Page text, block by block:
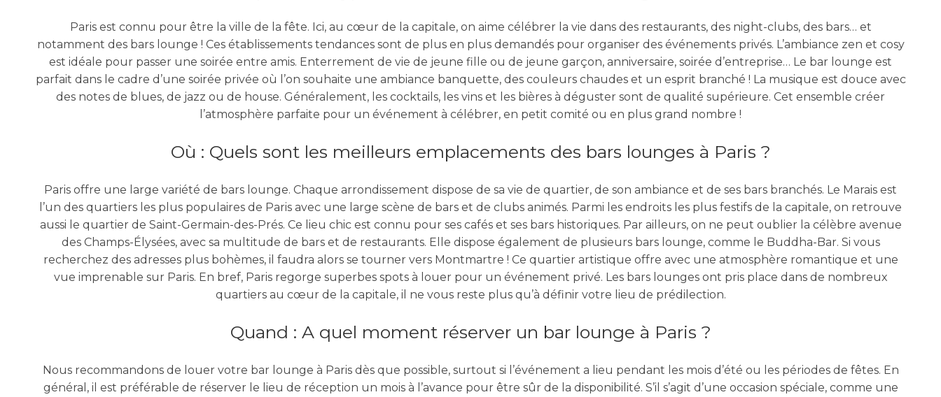
Paris est connu pour être la ville de la fête. Ici, au cœur de la capitale, on aime célébrer la vie dans des restaurants, des night-clubs, des bars… et
notamment des bars lounge ! Ces établissements tendances sont de plus en plus demandés pour organiser des événements privés. L’ambiance zen et cosy
est idéale pour passer une soirée entre amis. Enterrement de vie de jeune fille ou de jeune garçon, anniversaire, soirée d’entreprise… Le bar lounge est
parfait dans le cadre d’une soirée privée où l’on souhaite une ambiance banquette, des couleurs chaudes et un esprit branché ! La musique est douce avec
des notes de blues, de jazz ou de house. Généralement, les cocktails, les vins et les bières à déguster sont de qualité supérieure. Cet ensemble créer
l’atmosphère parfaite pour un événement à célébrer, en petit comité ou en plus grand nombre !
Où : Quels sont les meilleurs emplacements des bars lounges à Paris ?
Paris offre une large variété de bars lounge. Chaque arrondissement dispose de sa vie de quartier, de son ambiance et de ses bars branchés. Le Marais est
l’un des quartiers les plus populaires de Paris avec une large scène de bars et de clubs animés. Parmi les endroits les plus festifs de la capitale, on retrouve
aussi le quartier de Saint-Germain-des-Prés. Ce lieu chic est connu pour ses cafés et ses bars historiques. Par ailleurs, on ne peut oublier la célèbre avenue
des Champs-Élysées, avec sa multitude de bars et de restaurants. Elle dispose également de plusieurs bars lounge, comme le Buddha-Bar. Si vous
recherchez des adresses plus bohèmes, il faudra alors se tourner vers Montmartre ! Ce quartier artistique offre avec une atmosphère romantique et une
vue imprenable sur Paris. En bref, Paris regorge superbes spotsà louer pour un événement privé. Les bars lounges ont pris place dans de nombreux
quartiers au cœur de la capitale, il ne vous reste plus qu’à définir votre lieu de prédilection.
Quand : A quel moment réserver un bar lounge à Paris ?
Nous recommandons de louer votre bar lounge à Paris dès que possible, surtout si l’événement a lieu pendant les mois d’été ou les périodes de fêtes. En
général, il est préférable de réserver le lieu de réception un mois à l’avance pour être sûr de la disponibilité. S’il s’agit d’une occasion spéciale, comme une